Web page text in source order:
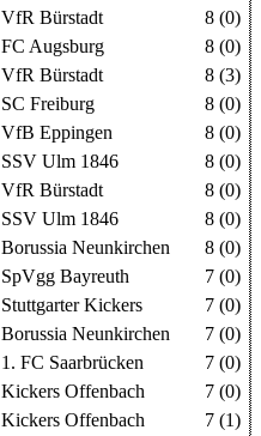
VfR Bürstadt
8 (0)
FC Augsburg
8 (0)
VfR Bürstadt
8 (3)
SC Freiburg
8 (0)
VfB Eppingen
8 (0)
SSV Ulm 1846
8 (0)
VfR Bürstadt
8 (0)
SSV Ulm 1846
8 (0)
Borussia Neunkirchen
8 (0)
SpVgg Bayreuth
7 (0)
Stuttgarter Kickers
7 (0)
Borussia Neunkirchen
7 (0)
1. FC Saarbrücken
7 (0)
Kickers Offenbach
7 (0)
Kickers Offenbach
7 (1)